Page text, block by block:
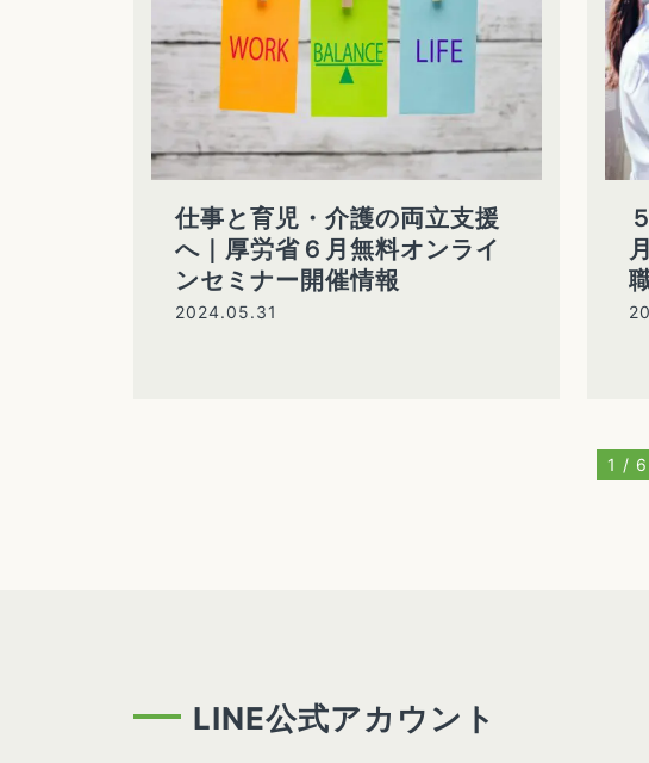
仕事と育児・介護の両立支援
へ｜厚労省６月無料オンライ
ンセミナー開催情報
2024.05.31
1 / 6
LINE公式アカウント